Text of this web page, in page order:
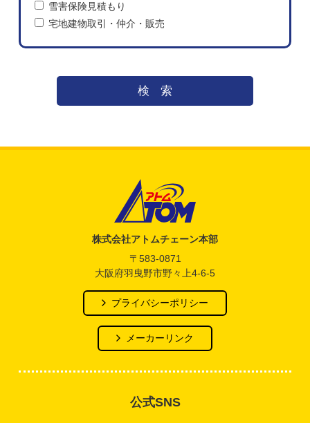
雪害保険見積もり
宅地建物取引・仲介・販売
検索
株式会社アトムチェーン本部
〒583-0871
大阪府羽曳野市野々上4-6-5
プライバシーポリシー
メーカーリンク
公式SNS